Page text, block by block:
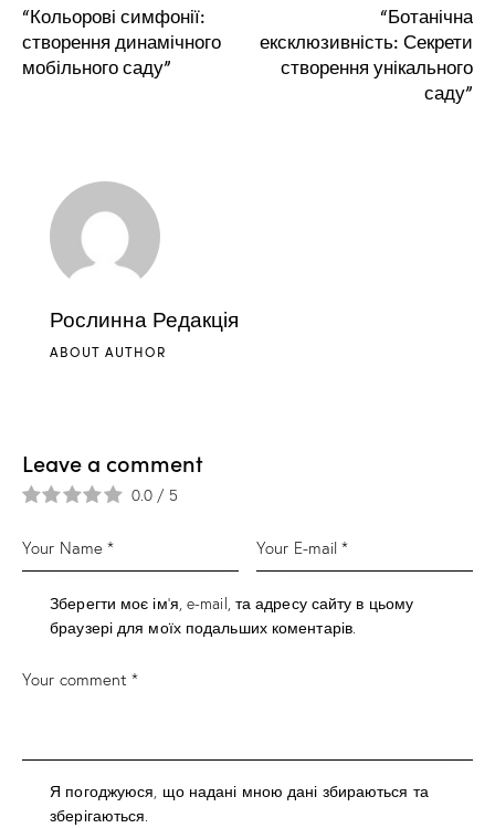
“Кольорові симфонії:
створення динамічного
мобільного саду”
“Ботанічна
ексклюзивність: Секрети
створення унікального
саду”
Рослинна Редакція
ABOUT AUTHOR
Leave a comment
0.0 / 5
Зберегти моє ім'я, e-mail, та адресу сайту в цьому
браузері для моїх подальших коментарів.
Я погоджуюся, що надані мною дані збираються та
зберігаються.